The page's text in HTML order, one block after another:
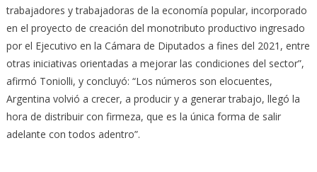
trabajadores y trabajadoras de la economía popular, incorporado
en el proyecto de creación del monotributo productivo ingresado
por el Ejecutivo en la Cámara de Diputados a fines del 2021, entre
otras iniciativas orientadas a mejorar las condiciones del sector”,
afirmó Toniolli, y concluyó: “Los números son elocuentes,
Argentina volvió a crecer, a producir y a generar trabajo, llegó la
hora de distribuir con firmeza, que es la única forma de salir
adelante con todos adentro”.